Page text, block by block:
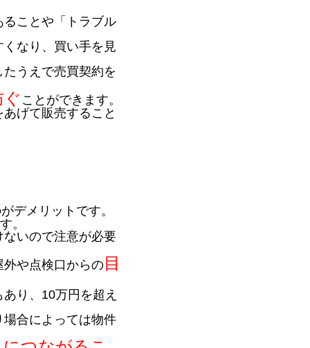
ことや「トラブル
なり、買い手を見
うえで売買契約を
ことができます。
げて販売すること
デメリットです。
。
いので注意が必要
や点検口からの 目
り、10万円を超え
合によっては物件